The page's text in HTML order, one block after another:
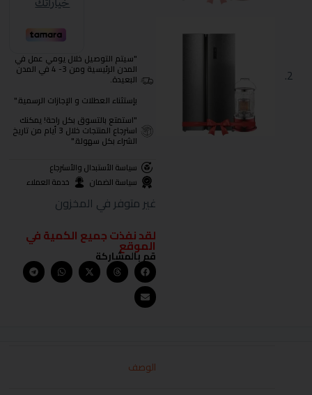
"سيتم التوصيل خلال يومي عمل في
المدن الرئيسية ومن 3- 4 في المدن
البعيدة.
بإستثناء العطلات و الإجازات الرسمية."
"استمتع بالتسوق بكل راحة! يمكنك
استرجاع المنتجات خلال 3 أيام من تاريخ
الشراء بكل سهولة."
سياسة الأستبدال والأسترجاع
سياسة الضمان
خدمة العملاء
غير متوفر في المخزون
لقد نفذت جميع الكمية في
الموقع
قم بالمشاركة
الوصف